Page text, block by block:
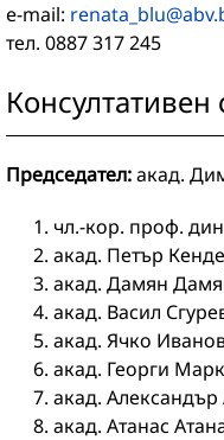
e-mail:
тел. 0887 317 245
Консултативен
Председател:акад.
чл.-кор. проф.
акад. Петър
акад. Дамян
акад. Васил
акад. Ячко
акад. Георги
акад.
акад. Атанас